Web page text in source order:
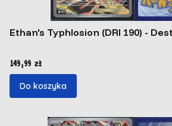
Ethan's Typhlosion (DRI 190) -
Cena
149,99 zł
Do koszyka